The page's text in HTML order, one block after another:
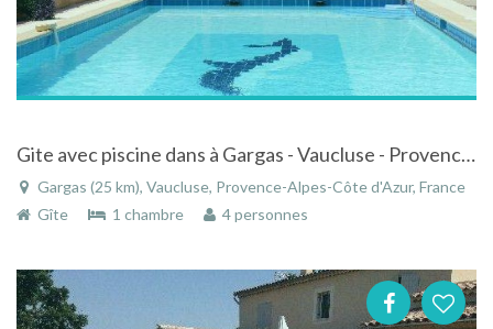
Gite avec piscine dans à Gargas - Vaucluse - Provence-Alpes-Côte d'Azur
Gargas (25 km), Vaucluse, Provence-Alpes-Côte d'Azur, France
Gîte
1 chambre 4 personnes